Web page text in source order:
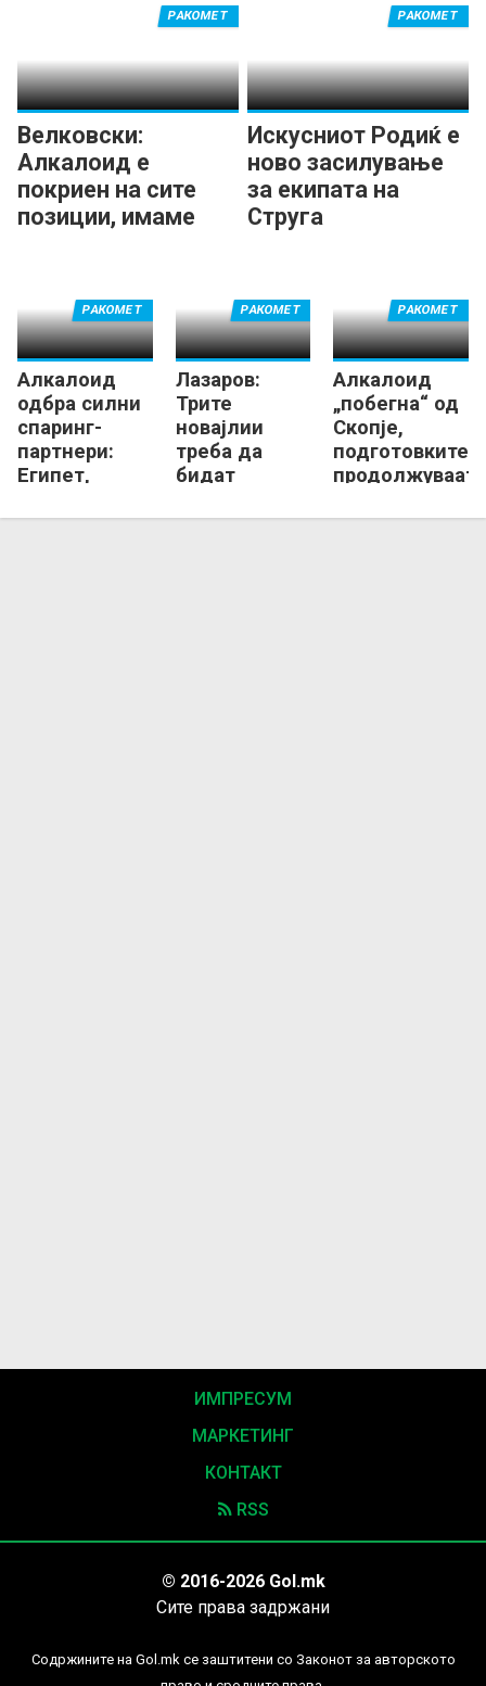
Велковски:
Алкалоид е
покриен на сите
позиции, имаме
РАКОМЕТ
Искусниот Родиќ е
ново засилување
за екипата на
Струга
РАКОМЕТ
Алкалоид
одбра силни
спаринг-
партнери:
Египет,
Прилеп...
РАКОМЕТ
Лазаров:
Трите
новајлии
треба да
бидат
вредност на
РАКОМЕТ
Алкалоид
„побегна“ од
Скопје,
подготовките
продолжуваат
РАКОМЕТ
ИМПРЕСУМ
МАРКЕТИНГ
КОНТАКТ
RSS
© 2016-2026 Gol.mk
Сите права задржани
Содржините на Gol.mk се заштитени со Законот за авторското